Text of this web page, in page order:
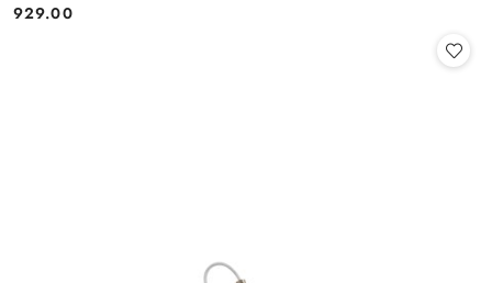
Cena:
929.00